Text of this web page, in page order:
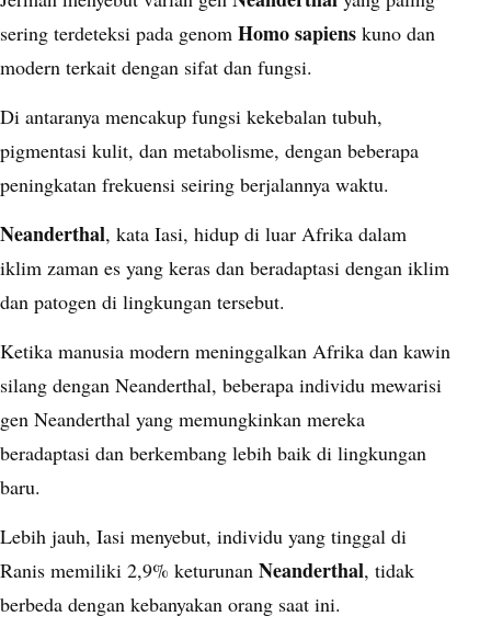
sering terdeteksi pada genom Homo sapiens kuno dan
modern terkait dengan sifat dan fungsi.
Di antaranya mencakup fungsi kekebalan tubuh,
pigmentasi kulit, dan metabolisme, dengan beberapa
peningkatan frekuensi seiring berjalannya waktu.
Neanderthal, kata Iasi, hidup di luar Afrika dalam
iklim zaman es yang keras dan beradaptasi dengan iklim
dan patogen di lingkungan tersebut.
Ketika manusia modern meninggalkan Afrika dan kawin
silang dengan Neanderthal, beberapa individu mewarisi
gen Neanderthal yang memungkinkan mereka
beradaptasi dan berkembang lebih baik di lingkungan
baru.
Lebih jauh, Iasi menyebut, individu yang tinggal di
Ranis memiliki 2,9% keturunan Neanderthal, tidak
berbeda dengan kebanyakan orang saat ini.